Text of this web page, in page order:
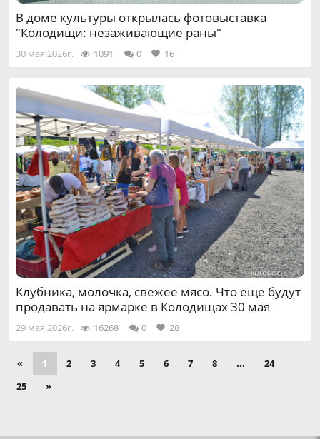
В доме культуры открылась фотовыставка
"Колодищи: незаживающие раны"
30 мая 2026г. 1091 0 16
Клубника, молочка, свежее мясо. Что еще будут
продавать на ярмарке в Колодищах 30 мая
29 мая 2026г. 16268 0 28
« 1 2 3 4 5 6 7 8 ...
24
25
»